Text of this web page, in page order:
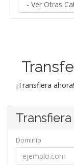
¡Transfiera
Dominio